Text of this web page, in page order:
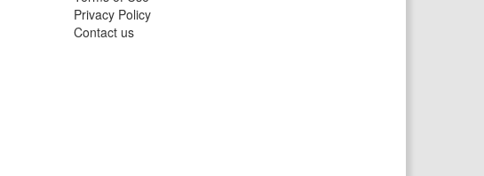
Privacy Policy
Contact us